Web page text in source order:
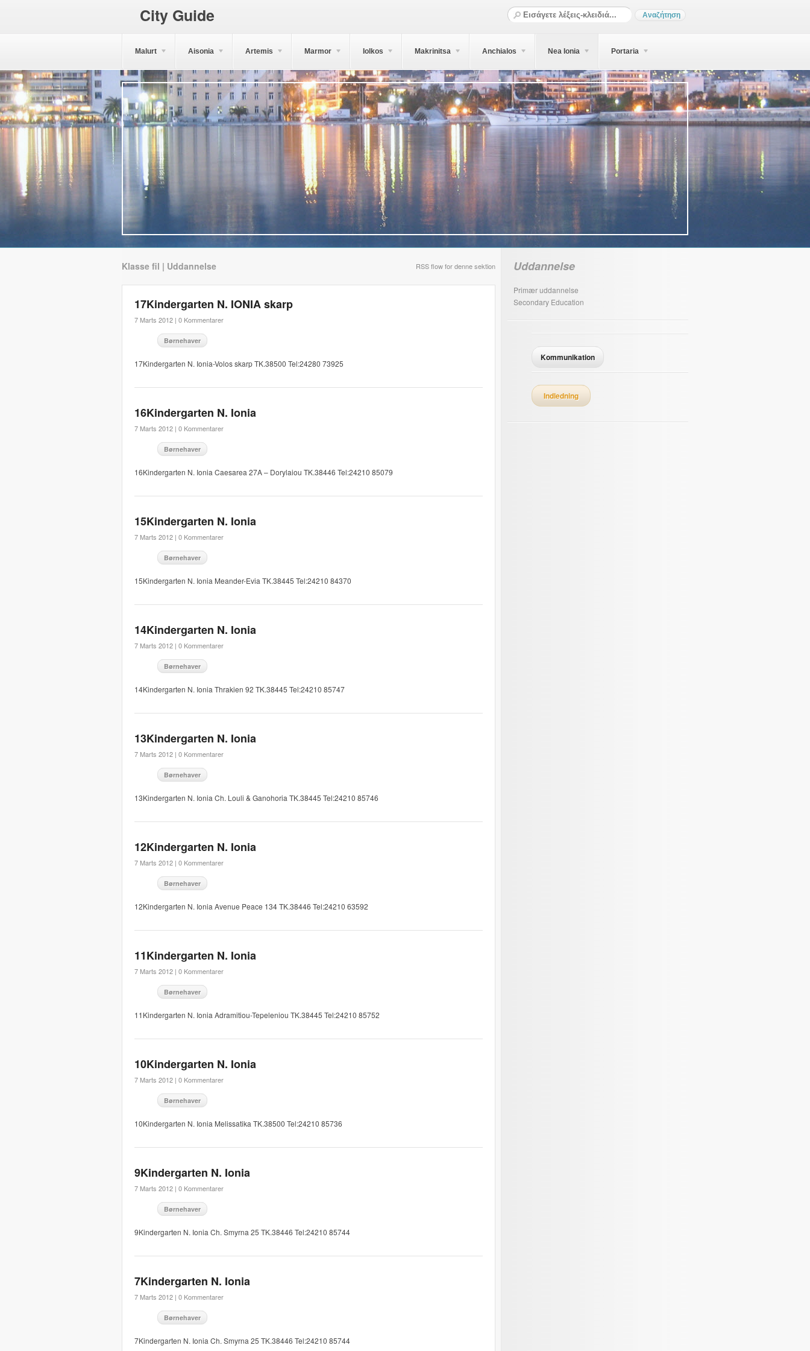
City Guide
Malurt Aisonia Artemis Marmor Iolkos Makrinitsa Anchialos Nea Ionia Portaria
Klasse fil | Uddannelse RSS flow for denne sektion
17Kindergarten N. IONIA skarp
7 Marts 2012 | 0 Kommentarer
Børnehaver
17Kindergarten N. Ionia-Volos skarp TK.38500 Tel:24280 73925
16Kindergarten N. Ionia
7 Marts 2012 | 0 Kommentarer
Børnehaver
16Kindergarten N. Ionia Caesarea 27A – Dorylaiou TK.38446 Tel:24210 85079
15Kindergarten N. Ionia
7 Marts 2012 | 0 Kommentarer
Børnehaver
15Kindergarten N. Ionia Meander-Evia TK.38445 Tel:24210 84370
14Kindergarten N. Ionia
7 Marts 2012 | 0 Kommentarer
Børnehaver
14Kindergarten N. Ionia Thrakien 92 TK.38445 Tel:24210 85747
13Kindergarten N. Ionia
7 Marts 2012 | 0 Kommentarer
Børnehaver
13Kindergarten N. Ionia Ch. Louli & Ganohoria TK.38445 Tel:24210 85746
12Kindergarten N. Ionia
7 Marts 2012 | 0 Kommentarer
Børnehaver
12Kindergarten N. Ionia Avenue Peace 134 TK.38446 Tel:24210 63592
11Kindergarten N. Ionia
7 Marts 2012 | 0 Kommentarer
Børnehaver
11Kindergarten N. Ionia Adramitiou-Tepeleniou TK.38445 Tel:24210 85752
10Kindergarten N. Ionia
7 Marts 2012 | 0 Kommentarer
Børnehaver
10Kindergarten N. Ionia Melissatika TK.38500 Tel:24210 85736
9Kindergarten N. Ionia
7 Marts 2012 | 0 Kommentarer
Børnehaver
9Kindergarten N. Ionia Ch. Smyrna 25 TK.38446 Tel:24210 85744
7Kindergarten N. Ionia
7 Marts 2012 | 0 Kommentarer
Børnehaver
7Kindergarten N. Ionia Ch. Smyrna 25 TK.38446 Tel:24210 85744
Uddannelse
Primær uddannelse
Secondary Education
Kommunikation
Indledning